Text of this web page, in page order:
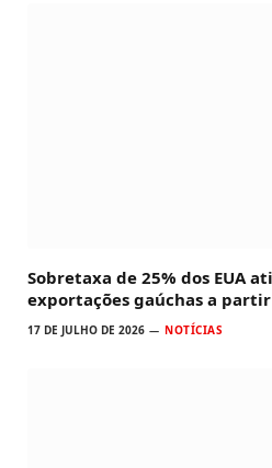
Sobretaxa de 25% dos EUA
exportações gaúchas a
17 DE JULHO DE 2026 NOTÍCIAS